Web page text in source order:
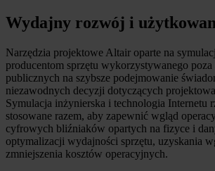
Wydajny rozwój i
Narzędzia projektowe Altair oparte na
producentom sprzętu wykorzystywanego poza
publicznych na szybsze podejmowanie
niezawodnych decyzji dotyczących
Symulacja inżynierska i technologia Internetu
stosowane razem, aby zapewnić wgląd
cyfrowych bliźniaków opartych na fizyce i
optymalizacji wydajności sprzętu, uzyskania
zmniejszenia kosztów operacyjnych.